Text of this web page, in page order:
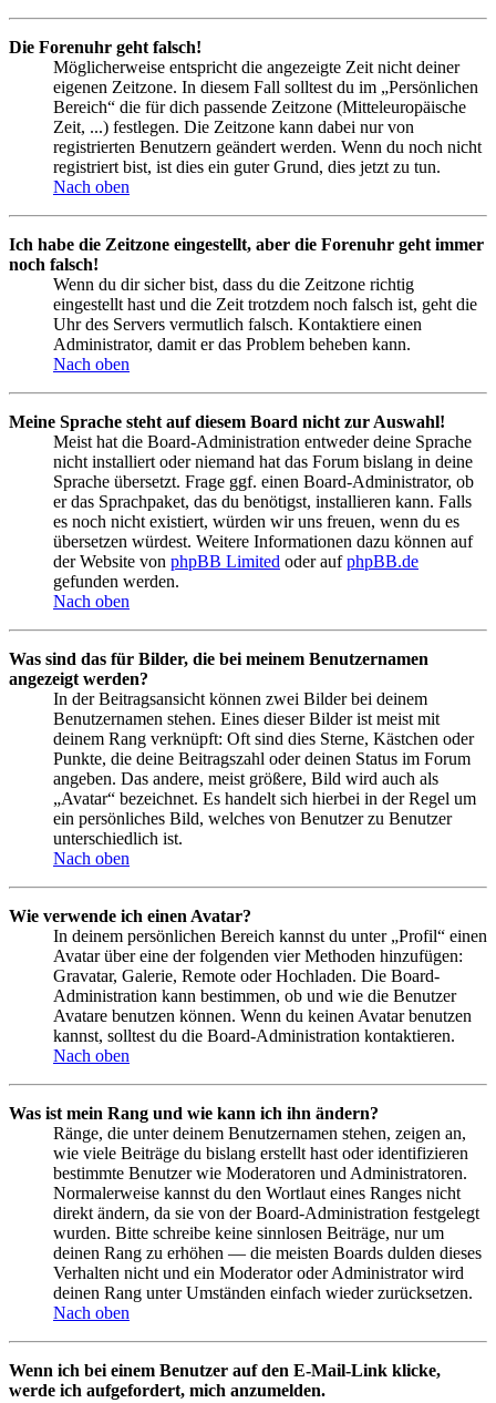
Die Forenuhr geht falsch!
Möglicherweise entspricht die angezeigte Zeit nicht deiner
eigenen Zeitzone. In diesem Fall solltest du im „Persönlichen
Bereich“ die für dich passende Zeitzone (Mitteleuropäische
Zeit, ...) festlegen. Die Zeitzone kann dabei nur von
registrierten Benutzern geändert werden. Wenn du noch nicht
registriert bist, ist dies ein guter Grund, dies jetzt zu tun.
Nach oben
Ich habe die Zeitzone eingestellt, aber die Forenuhr geht immer
noch falsch!
Wenn du dir sicher bist, dass du die Zeitzone richtig
eingestellt hast und die Zeit trotzdem noch falsch ist, geht die
Uhr des Servers vermutlich falsch. Kontaktiere einen
Administrator, damit er das Problem beheben kann.
Nach oben
Meine Sprache steht auf diesem Board nicht zur Auswahl!
Meist hat die Board-Administration entweder deine Sprache
nicht installiert oder niemand hat das Forum bislang in deine
Sprache übersetzt. Frage ggf. einen Board-Administrator, ob
er das Sprachpaket, das du benötigst, installieren kann. Falls
es noch nicht existiert, würden wir uns freuen, wenn du es
übersetzen würdest. Weitere Informationen dazu können auf
der Website von phpBB Limited oder aufphpBB.de
gefunden werden.
Nach oben
Was sind das für Bilder, die bei meinem Benutzernamen
angezeigt werden?
In der Beitragsansicht können zwei Bilder bei deinem
Benutzernamen stehen. Eines dieser Bilder ist meist mit
deinem Rang verknüpft: Oft sind dies Sterne, Kästchen oder
Punkte, die deine Beitragszahl oder deinen Status im Forum
angeben. Das andere, meist größere, Bild wird auch als
„Avatar“ bezeichnet. Es handelt sich hierbei in der Regel um
ein persönliches Bild, welches von Benutzer zu Benutzer
unterschiedlich ist.
Nach oben
Wie verwende ich einen Avatar?
In deinem persönlichen Bereich kannst du unter „Profil“ einen
Avatar über eine der folgenden vier Methoden hinzufügen:
Gravatar, Galerie, Remote oder Hochladen. Die Board-
Administration kann bestimmen, ob und wie die Benutzer
Avatare benutzen können. Wenn du keinen Avatar benutzen
kannst, solltest du die Board-Administration kontaktieren.
Nach oben
Was ist mein Rang und wie kann ich ihn ändern?
Ränge, die unter deinem Benutzernamen stehen, zeigen an,
wie viele Beiträge du bislang erstellt hast oder identifizieren
bestimmte Benutzer wie Moderatoren und Administratoren.
Normalerweise kannst du den Wortlaut eines Ranges nicht
direkt ändern, da sie von der Board-Administration festgelegt
wurden. Bitte schreibe keine sinnlosen Beiträge, nur um
deinen Rang zu erhöhen — die meisten Boards dulden dieses
Verhalten nicht und ein Moderator oder Administrator wird
deinen Rang unter Umständen einfach wieder zurücksetzen.
Nach oben
Wenn ich bei einem Benutzer auf den E-Mail-Link klicke,
werde ich aufgefordert, mich anzumelden.